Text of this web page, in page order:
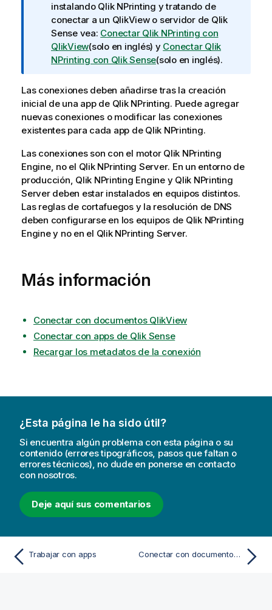
a
i
n
f
o
m
a
t
i
a
instalando Qlik NPrinting y tratando de
conectar a un QlikViewo servidor de Qlik
Sensevea: Conectar Qlik NPrinting con
QlikView(solo en inglés) y Conectar Qlik
NPrinting con Qlik Sense(solo en inglés).
Las conexiones deben añadirse tras la creación
inicial de una app de Qlik NPrinting. Puede agregar
nuevas conexiones o modificar las conexiones
existentes para cada app de Qlik NPrinting.
Las conexiones son con el motor Qlik NPrinting
Engine, no el Qlik NPrinting Server. En un entorno de
producción, Qlik NPrinting Enginey Qlik NPrinting
Serverdeben estar instalados en equipos distintos.
Las reglas de cortafuegos y la resolución de DNS
deben configurarse en los equipos de Qlik NPrinting
Enginey no en el Qlik NPrinting Server.
Más información
Conectar con documentos QlikView
Conectar con apps de Qlik Sense
Recargar los metadatos de la conexión
¿Esta página le ha sido útil?
Si encuentra algún problema con esta página o su
contenido (errores tipográficos, pasos que faltan o
errores técnicos), no dude en ponerse en contacto
con nosotros.
Deje aquí sus comentarios
Trabajar con apps Conectar con documentos QlikView